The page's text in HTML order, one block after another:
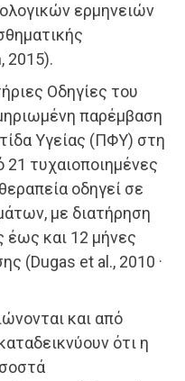
ερμηνειών
2015).
Οδηγίες του
παρέμβαση
Υγείας (ΠΦΥ) στη
τυχαιοποιημένες
οδηγεί σε
με διατήρηση
έως και 12 μήνες
(Dugas et al., 2010 ·
και από
ότι η